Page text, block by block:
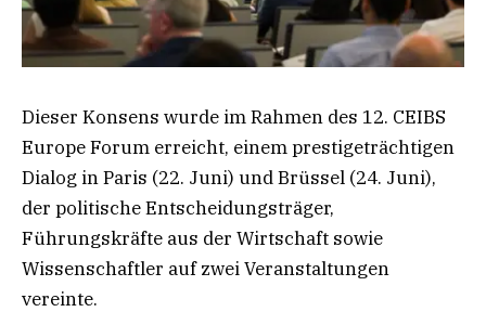
Dieser Konsens wurde im Rahmen des 12. CEIBS
Europe Forum erreicht, einem prestigeträchtigen
Dialog in Paris (22. Juni) und Brüssel (24. Juni),
der politische Entscheidungsträger,
Führungskräfte aus der Wirtschaft sowie
Wissenschaftler auf zwei Veranstaltungen
vereinte.